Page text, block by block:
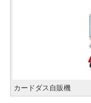
カードダス自販機